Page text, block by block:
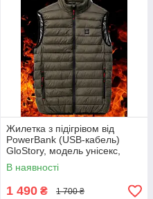
Жилетка з підігрівом від
PowerBank (USB-кабель)
GloStory, модель унісекс,
розмір М-L
В наявності
1 490 ₴ 1 700 ₴